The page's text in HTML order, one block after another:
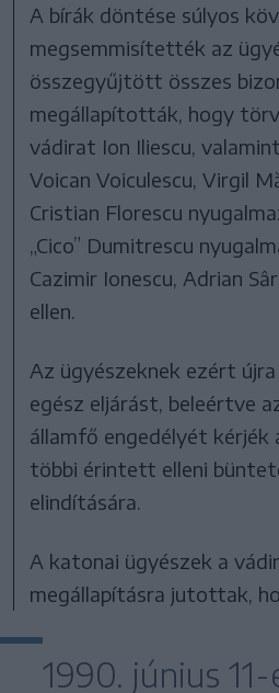
A bírák döntése súlyos
megsemmisítették az
összegyűjtött összes
megállapították, hogy
vádirat Ion Iliescu,
Voican Voiculescu, Virgil
Cristian Florescu
„Cico” Dumitrescu
Cazimir Ionescu, Adrian
ellen.
Az ügyészeknek ezért
egész eljárást, beleértve
államfő engedélyét kérjék
többi érintett elleni
elindítására.
A katonai ügyészek a
megállapításra jutottak,
1990. június